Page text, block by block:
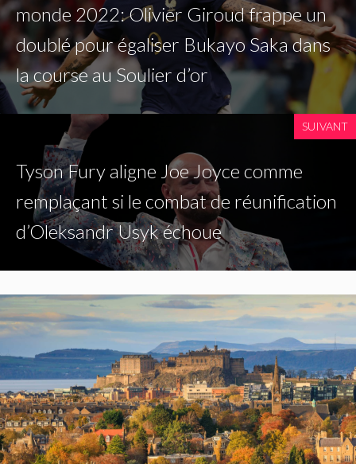
monde 2022: Olivier Giroud frappe un
doublé pour égaliser Bukayo Saka dans
la course au Soulier d’or
SUIVANT
Tyson Fury aligne Joe Joyce comme
remplaçant si le combat de réunification
d’Oleksandr Usyk échoue